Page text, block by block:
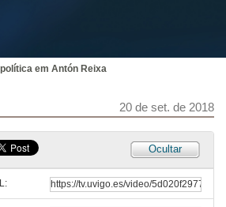
em Antón Reixa
20 de set. de 2018
Ocultar
20 de set. de 2018
O poeta, o performer, o profanador: o enunciado performativo e a contraversão do poder em Alberto Pimenta